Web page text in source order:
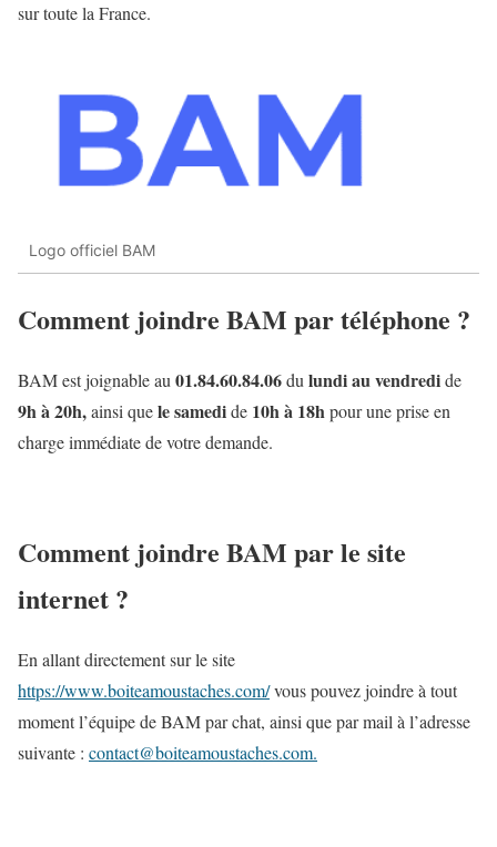
sur toute la France.
Logo officiel BAM
Comment joindre BAM par téléphone ?
BAM est joignable au 01.84.60.84.06du lundi au vendredide
9h à 20h,ainsi quele samedide 10h à 18hpour une prise en
charge immédiate de votre demande.
Comment joindre BAM par le site
internet ?
En allant directement sur le site
https://www.boiteamoustaches.com/vous pouvez joindre à tout
moment l’équipe de BAM par chat, ainsi que par mail à l’adresse
suivante : contact@boiteamoustaches.com.